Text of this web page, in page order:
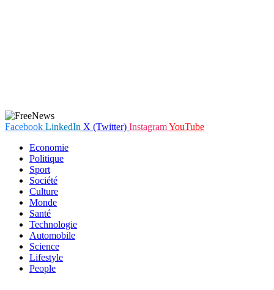
Facebook LinkedIn X (Twitter) InstagramYouTube
Economie
Politique
Sport
Société
Culture
Monde
Santé
Technologie
Automobile
Science
Lifestyle
People